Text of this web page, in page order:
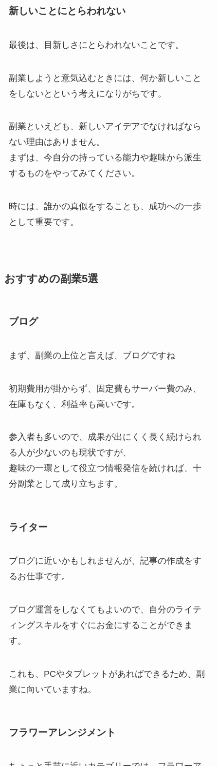
新しいことにとらわれない
最後は、目新しさにとらわれないことです。
副業しようと意気込むときには、何か新しいこと
をしないとという考えになりがちです。
副業といえども、新しいアイデアでなければなら
ない理由はありません。
まずは、今自分の持っている能力や趣味から派生
するものをやってみてください。
時には、誰かの真似をすることも、成功への一歩
として重要です。
おすすめの副業5選
ブログ
まず、副業の上位と言えば、ブログですね
初期費用が掛からず、固定費もサーバー費のみ、
在庫もなく、利益率も高いです。
参入者も多いので、成果が出にくく長く続けられ
る人が少ないのも現状ですが、
趣味の一環として役立つ情報発信を続ければ、十
分副業として成り立ちます。
ライター
ブログに近いかもしれませんが、記事の作成をす
るお仕事です。
ブログ運営をしなくてもよいので、自分のライテ
ィングスキルをすぐにお金にすることができま
す。
これも、PCやタブレットがあればできるため、副
業に向いていますね。
フラワーアレンジメント